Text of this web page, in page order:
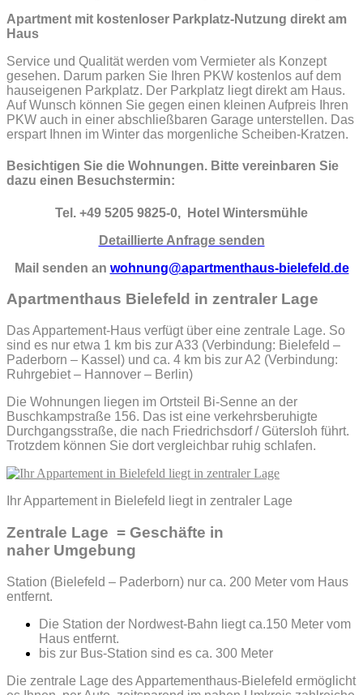
Apartment mit kostenloser Parkplatz-Nutzung direkt am
Haus
Service und Qualität werden vom Vermieter als Konzept
gesehen. Darum parken Sie Ihren PKW kostenlos auf dem
hauseigenen Parkplatz. Der Parkplatz liegt direkt am Haus.
Auf Wunsch können Sie gegen einen kleinen Aufpreis Ihren
PKW auch in einer abschließbaren Garage unterstellen. Das
erspart Ihnen im Winter das morgenliche Scheiben-Kratzen.
Besichtigen Sie die Wohnungen. Bitte vereinbaren Sie
dazu einen Besuchstermin:
Tel. +49 5205 9825-0, Hotel Wintersmühle
Detaillierte Anfrage senden
Mail senden an wohnung@apartmenthaus-bielefeld.de
Apartmenthaus Bielefeld in zentraler Lage
Das Appartement-Haus verfügt über eine zentrale Lage. So
sind es nur etwa 1 km bis zur A33 (Verbindung: Bielefeld –
Paderborn – Kassel) und ca. 4 km bis zur A2 (Verbindung:
Ruhrgebiet – Hannover – Berlin)
Die Wohnungen liegen im Ortsteil Bi-Senne an der
Buschkampstraße 156. Das ist eine verkehrsberuhigte
Durchgangsstraße, die nach Friedrichsdorf / Gütersloh führt.
Trotzdem können Sie dort vergleichbar ruhig schlafen.
Ihr Appartement in Bielefeld liegt in zentraler Lage
Zentrale Lage = Geschäfte in
naher Umgebung
Station (Bielefeld – Paderborn) nur ca. 200 Meter vom Haus
entfernt.
Die Station der Nordwest-Bahn liegt ca.150 Meter vom
Haus entfernt.
bis zur Bus-Station sind es ca. 300 Meter
Die zentrale Lage des Appartementhaus-Bielefeld ermöglicht